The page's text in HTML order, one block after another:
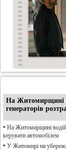
На Житомирщині
генераторів
• На Житомирщині
керувати автомобілем
• У Житомирі на